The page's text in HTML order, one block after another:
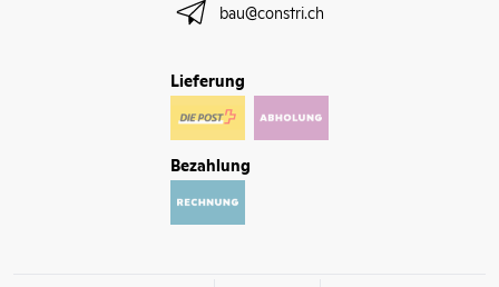
bau@constri.ch
Lieferung
Bezahlung